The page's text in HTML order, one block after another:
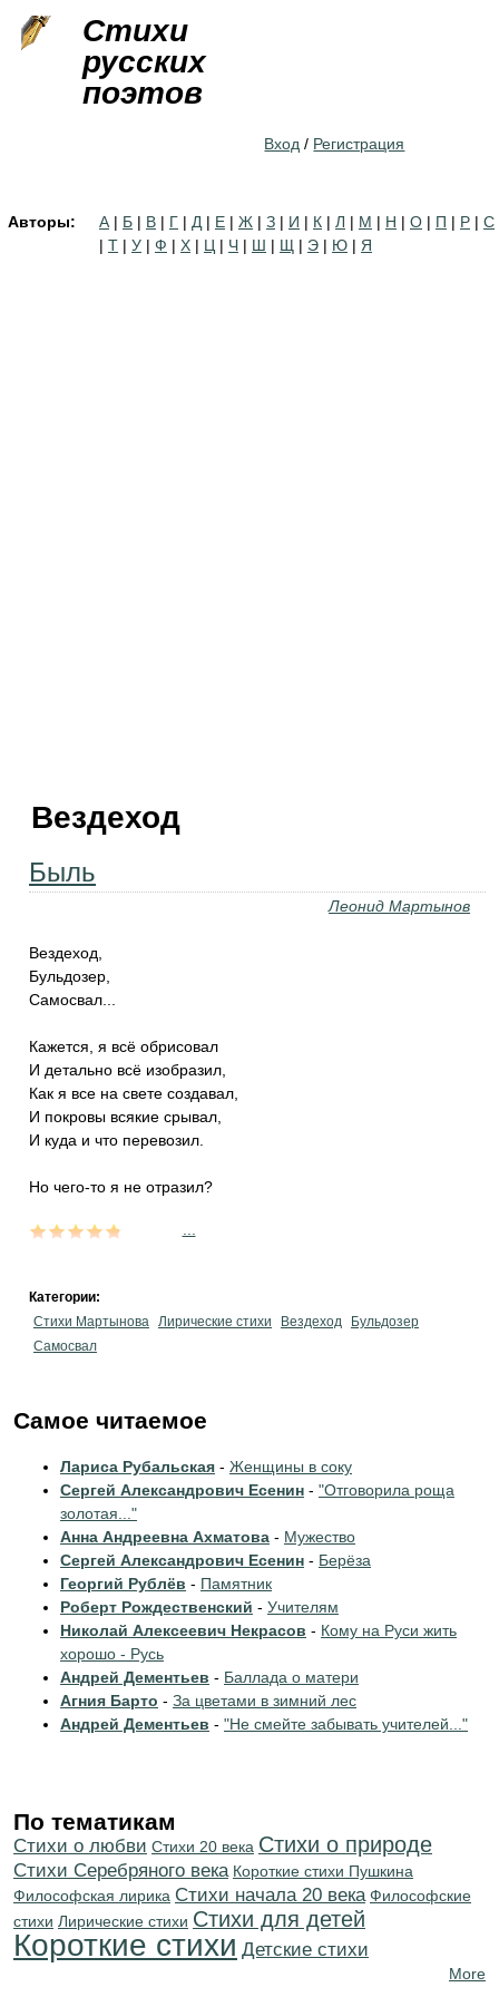
Стихи
русских
поэтов
Вход / Регистрация
Авторы: А | Б | В | Г | Д | Е | Ж | З | И | К | Л | М | Н | О | П | Р | С
| Т | У | Ф | Х | Ц | Ч | Ш | Щ | Э | Ю | Я
Вездеход
Быль
Леонид Мартынов
Вездеход,
Бульдозер,
Самосвал...
Кажется, я всё обрисовал
И детально всё изобразил,
Как я все на свете создавал,
И покровы всякие срывал,
И куда и что перевозил.
Но чего-то я не отразил?
Категории:
Стихи Мартынова Лирические стихи Вездеход
Бульдозер
Самосвал
Самое читаемое
Лариса Рубальская - Женщины в соку
Сергей Александрович Есенин - "Отговорила роща
золотая..."
Анна Андреевна Ахматова - Мужество
Сергей Александрович Есенин - Берёза
Георгий Рублёв - Памятник
Роберт Рождественский - Учителям
Николай Алексеевич Некрасов - Кому на Руси жить
хорошо - Русь
Андрей Дементьев - Баллада о матери
Агния Барто - За цветами в зимний лес
Андрей Дементьев - "Не смейте забывать учителей..."
По тематикам
Стихи о любви Стихи 20 века Стихи о природе
Cтихи Серебряного века Короткие стихи Пушкина
Философская лирика Cтихи начала 20 века Философские
стихи Лирические стихи Стихи для детей
Короткие стихи Детские стихи
More